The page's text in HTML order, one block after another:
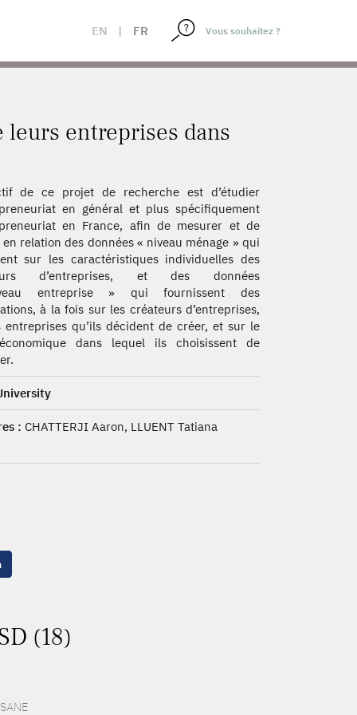
EN | FR
leurs entreprises dans
de ce projet de recherche est d’étudier
en général et plus spécifiquement
en France, afin de mesurer et de
relation des données « niveau ménage » qui
sur les caractéristiques individuelles des
d’entreprises, et des données
entreprise » qui fournissent des
à la fois sur les créateurs d’entreprises,
entreprises qu’ils décident de créer, et sur le
dans lequel ils choisissent de
: CHATTERJI Aaron, LLUENT Tatiana
(18)